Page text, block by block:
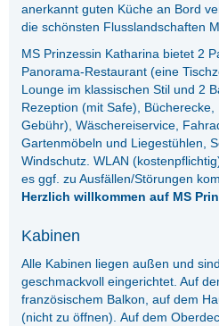
anerkannt guten Küche an Bord
die schönsten Flusslandschaften
MS Prinzessin Katharina bietet 2
Panorama-Restaurant (eine
Lounge im klassischen Stil und 2
Rezeption (mit Safe),
Gebühr), Wäschereiservice,
Gartenmöbeln und Liegestühlen,
Windschutz. WLAN
es ggf. zu Ausfällen/Störungen
Herzlich willkommen auf MS
Kabinen
Alle Kabinen liegen außen und
geschmackvoll eingerichtet. Auf
französischem Balkon, auf dem
(nicht zu öffnen). Auf dem